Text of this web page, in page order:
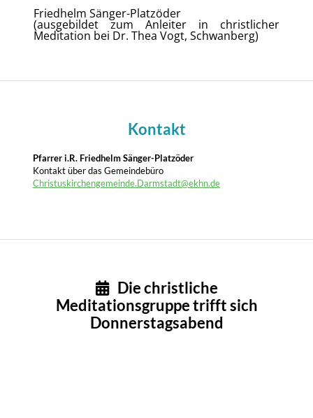
Friedhelm Sänger-Platzöder
(ausgebildet zum Anleiter in christlicher
Meditation bei Dr. Thea Vogt, Schwanberg)
Kontakt
Pfarrer i.R. Friedhelm Sänger-Platzöder
Kontakt über das Gemeindebüro
Christuskirchengemeinde.Darmstadt@ekhn.de
Die christliche
Meditationsgruppe trifft sich
Donnerstagsabend